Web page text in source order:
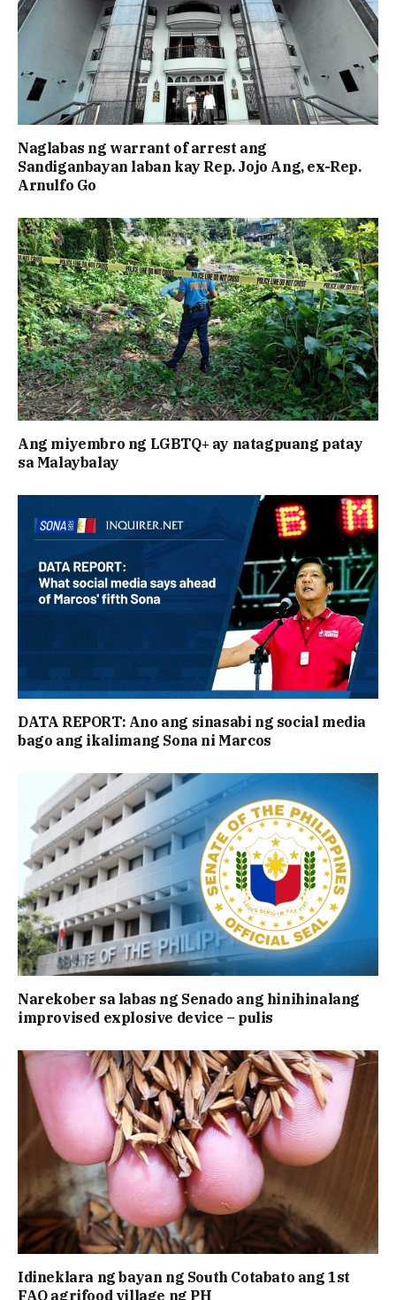
Naglabas ng warrant of arrest ang
Sandiganbayan laban kay Rep. Jojo Ang, ex-Rep.
Arnulfo Go
Ang miyembro ng LGBTQ+ ay natagpuang patay
sa Malaybalay
DATA REPORT: Ano ang sinasabi ng social media
bago ang ikalimang Sona ni Marcos
Narekober sa labas ng Senado ang hinihinalang
improvised explosive device – pulis
Idineklara ng bayan ng South Cotabato ang 1st
FAO agrifood village ng PH